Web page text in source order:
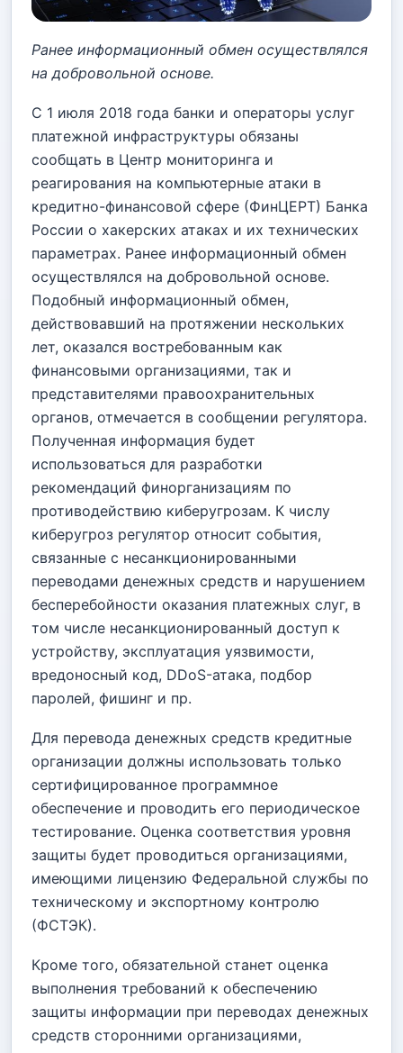
Ранее информационный обмен осуществлялся
на добровольной основе.
С 1 июля 2018 года банки и операторы услуг
платежной инфраструктуры обязаны
сообщать в Центр мониторинга и
реагирования на компьютерные атаки в
кредитно-финансовой сфере (ФинЦЕРТ) Банка
России о хакерских атаках и их технических
параметрах. Ранее информационный обмен
осуществлялся на добровольной основе.
Подобный информационный обмен,
действовавший на протяжении нескольких
лет, оказался востребованным как
финансовыми организациями, так и
представителями правоохранительных
органов, отмечается в сообщении регулятора.
Полученная информация будет
использоваться для разработки
рекомендаций финорганизациям по
противодействию киберугрозам. К числу
киберугроз регулятор относит события,
связанные с несанкционированными
переводами денежных средств и нарушением
бесперебойности оказания платежных слуг, в
том числе несанкционированный доступ к
устройству, эксплуатация уязвимости,
вредоносный код, DDoS-атака, подбор
паролей, фишинг и пр.
Для перевода денежных средств кредитные
организации должны использовать только
сертифицированное программное
обеспечение и проводить его периодическое
тестирование. Оценка соответствия уровня
защиты будет проводиться организациями,
имеющими лицензию Федеральной службы по
техническому и экспортному контролю
(ФСТЭК).
Кроме того, обязательной станет оценка
выполнения требований к обеспечению
защиты информации при переводах денежных
средств сторонними организациями,